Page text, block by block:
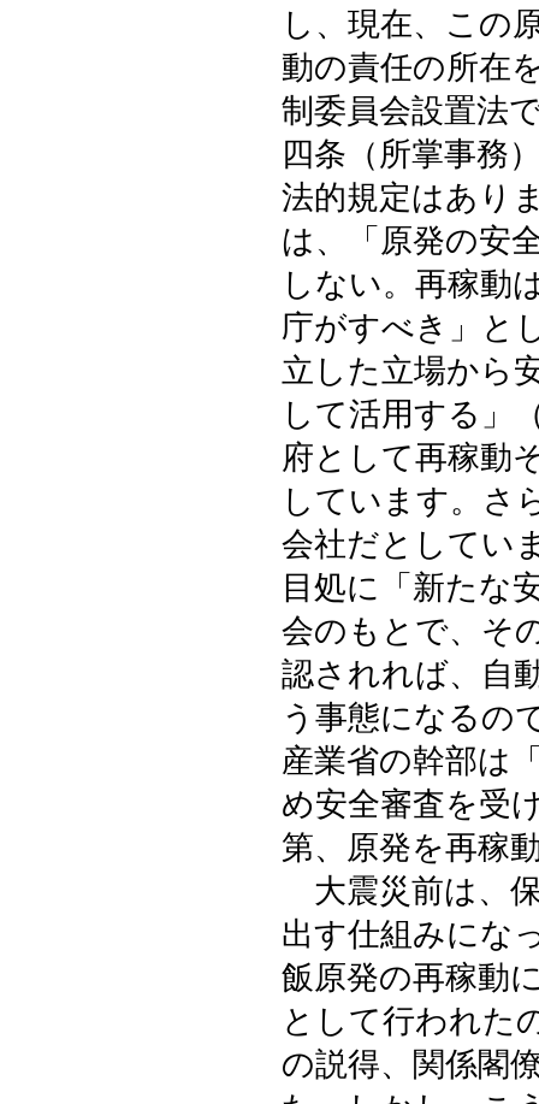
し、現在、この
動の責任の所在
制委員会設置法
四条（所掌事務
法的規定はあり
は、「原発の安
しない。再稼動
庁がすべき」と
立した立場から
して活用する」
府として再稼動
しています。さ
会社だとしてい
目処に「新たな
会のもとで、そ
認されれば、自
う事態になるの
産業省の幹部は
め安全審査を受
第、原発を再稼
大震災前は、
出す仕組みにな
飯原発の再稼動
として行われた
の説得、関係閣